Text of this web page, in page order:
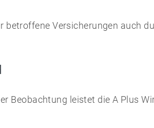
betroffene Versicherungen auch
Beobachtung leistet die A Plus